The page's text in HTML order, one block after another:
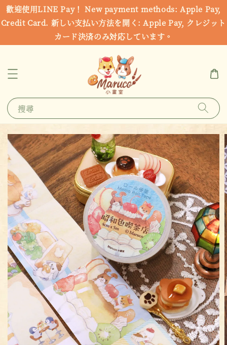
歡迎使用LINE Pay！ New payment methods: Apple Pay,
Credit Card. 新しい支払い方法を開く: Apple Pay, クレジット
カード決済のみ対応しています。
搜尋